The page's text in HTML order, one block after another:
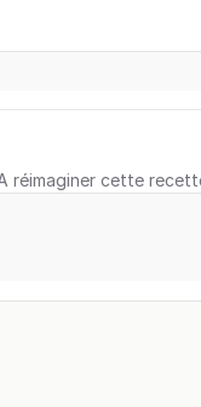
réimaginer cette